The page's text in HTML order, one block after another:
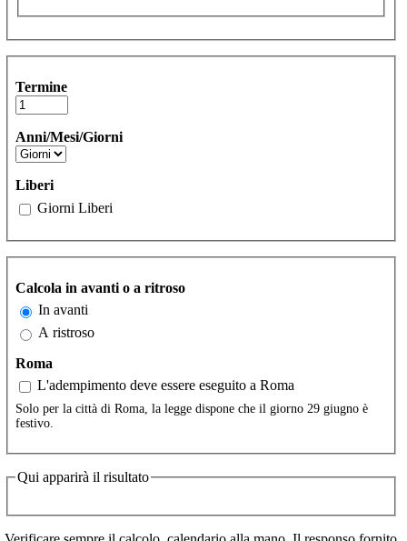
Termine
Anni/Mesi/Giorni
Liberi
Giorni Liberi
Calcola in avanti o a ritroso
In avanti
A ristroso
Roma
L'adempimento deve essere eseguito a Roma
Solo per la città di Roma, la legge dispone che il giorno 29 giugno è
festivo.
Qui apparirà il risultato